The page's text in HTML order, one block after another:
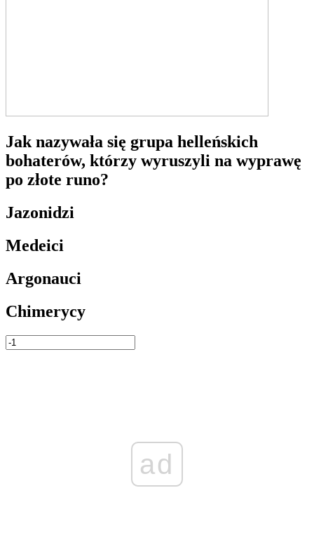
Jak nazywała się grupa helleńskich
bohaterów, którzy wyruszyli na wyprawę
po złote runo?
Jazonidzi
Medeici
Argonauci
Chimerycy
ad